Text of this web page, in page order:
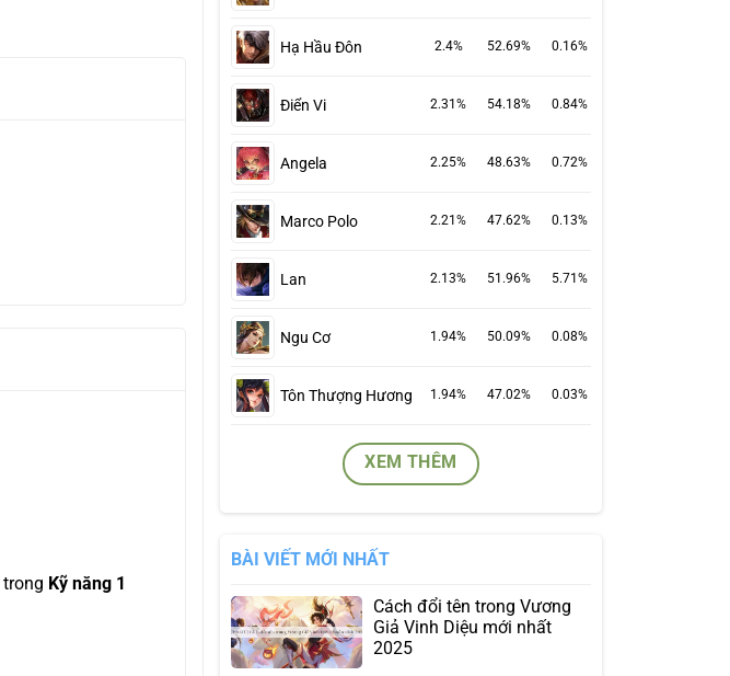
trong Kỹ năng 1
Hạ Hầu Đôn 2.4% 52.69% 0.16%
Điển Vi 2.31% 54.18% 0.84%
Angela 2.25% 48.63% 0.72%
Marco Polo 2.21% 47.62% 0.13%
Lan 2.13% 51.96% 5.71%
Ngu Cơ 1.94% 50.09% 0.08%
Tôn Thượng Hương 1.94% 47.02% 0.03%
XEM THÊM
BÀI VIẾT MỚI NHẤT
Cách đổi tên trong Vương
Giả Vinh Diệu mới nhất
2025